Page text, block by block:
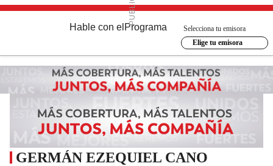
Hable con el Programa
Selecciona tu emisora
Elige tu emisora
GERMÁN EZEQUIEL CANO